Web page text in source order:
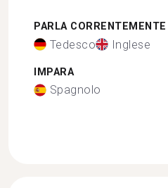
PARLA CORRENTEMENTE
Tedesco Inglese
IMPARA
Spagnolo